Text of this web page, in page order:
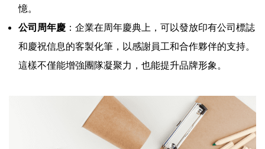
憶。
公司周年慶 ：企業在周年慶典上，可以發放印有公司標誌
和慶祝信息的客製化筆，以感謝員工和合作夥伴的支持。
這樣不僅能增強團隊凝聚力，也能提升品牌形象。